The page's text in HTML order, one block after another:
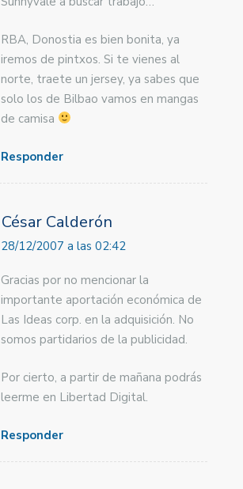
RBA, Donostia es bien bonita, ya
iremos de pintxos. Si te vienes al
norte, traete un jersey, ya sabes que
solo los de Bilbao vamos en mangas
de camisa
Responder
César Calderón
28/12/2007 a las 02:42
Gracias por no mencionar la
importante aportación económica de
Las Ideas corp. en la adquisición. No
somos partidarios de la publicidad.
Por cierto, a partir de mañana podrás
leerme en Libertad Digital.
Responder